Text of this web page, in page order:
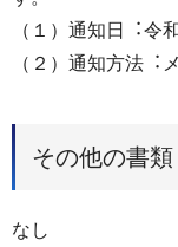
（１）通知⽇︓
（２）通知⽅法︓
その他の書
なし